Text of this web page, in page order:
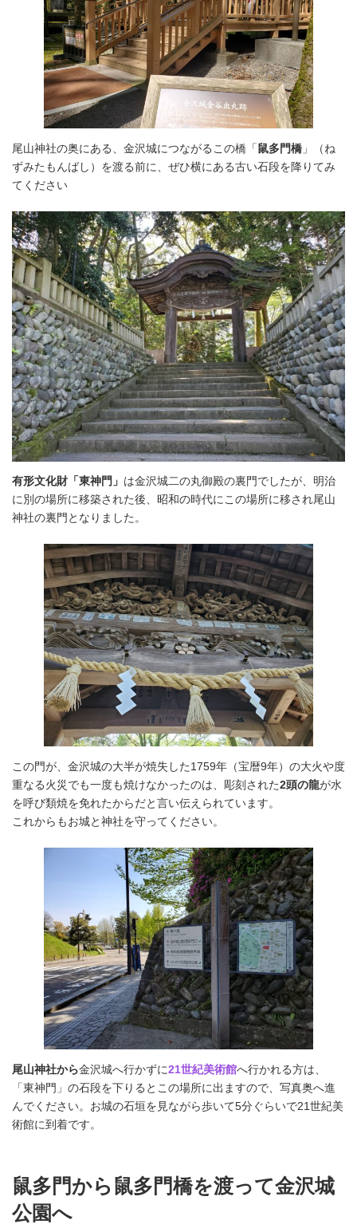
尾山神社の奥にある、金沢城につながるこの橋「鼠多門橋 」（ね
ずみたもんばし）を渡る前に、ぜひ横にある古い石段を降りてみ
てください
有形文化財「東神門」 は金沢城二の丸御殿の裏門でしたが、明治
に別の場所に移築された後、昭和の時代にこの場所に移され尾山
神社の裏門となりました。
この門が、金沢城の大半が焼失した1759年（宝暦9年）の大火や度
重なる火災でも一度も焼けなかったのは、彫刻された2頭の龍が水
を呼び類焼を免れたからだと言い伝えられています。
これからもお城と神社を守ってください。
尾山神社から金沢城へ行かずに21世紀美術館へ行かれる方は、
「東神門」の石段を下りるとこの場所に出ますので、写真奥へ進
んでください。お城の石垣を見ながら歩いて5分ぐらいで21世紀美
術館に到着です。
鼠多門から鼠多門橋を渡って金沢城
公園へ